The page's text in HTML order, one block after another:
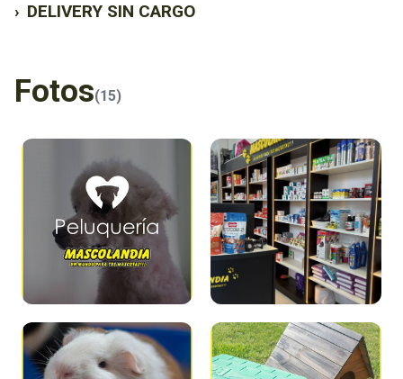
› DELIVERY SIN CARGO
Fotos(15)